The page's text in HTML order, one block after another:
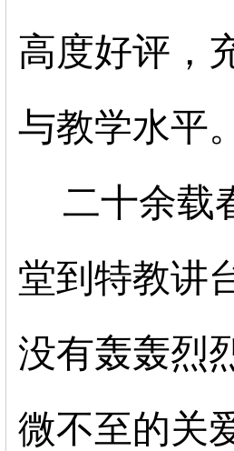
高度好评，
与教学水平。
二十余载
堂到特教讲
没有轰轰烈
微不至的关